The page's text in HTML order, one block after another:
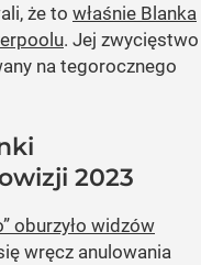
że to właśnie Blanka
. Jej zwycięstwo
na tegorocznego
2023
oburzyło widzów
wręcz anulowania